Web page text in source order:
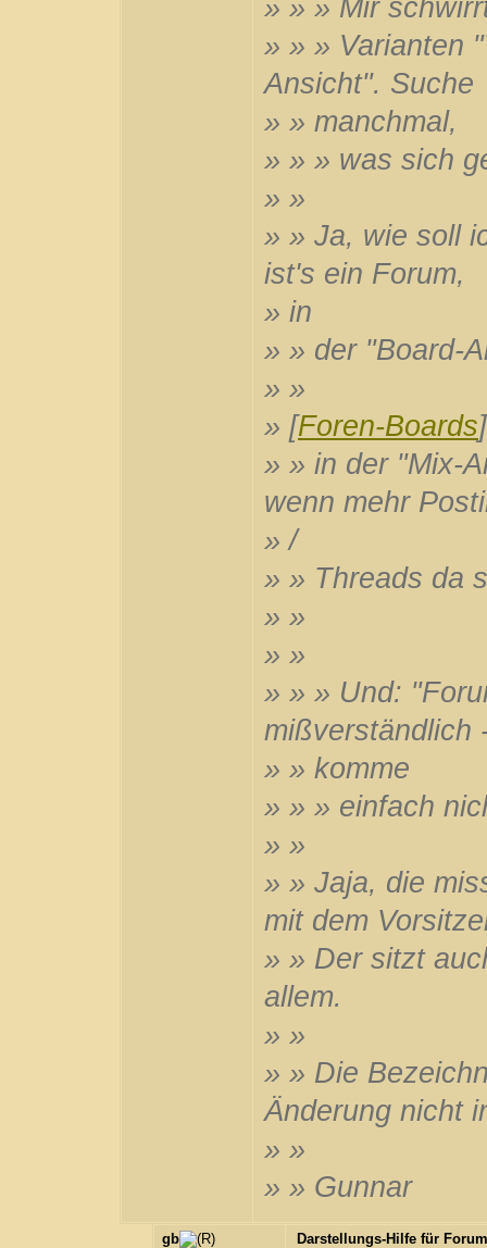
» » » Mir
» » » Varianten
Ansicht". Suche
» » manchmal,
» » » was sich
» »
» » Ja, wie soll
ist's ein Forum,
» in
» » der "Board-
» »
» [Foren-Boards
» » in der "Mix-
wenn mehr
» /
» » Threads da
» »
» »
» » » Und:
mißverständlich
» » komme
» » » einfach
» »
» » Jaja, die
mit dem
» » Der sitzt
allem.
» »
» » Die
Änderung nicht
» »
» » Gunnar
gb Darstellungs-Hilfe für Forum